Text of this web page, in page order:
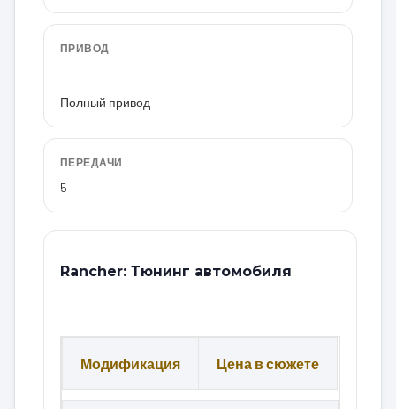
ПРИВОД
Полный привод
ПЕРЕДАЧИ
5
Rancher: Тюнинг автомобиля
Модификация Цена в сюжете